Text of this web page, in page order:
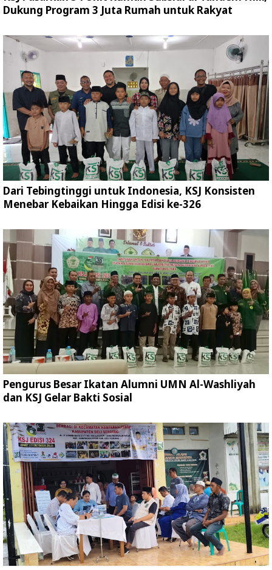
Dukung Program 3 Juta Rumah untuk Rakyat
Dari Tebingtinggi untuk Indonesia, KSJ Konsisten
Menebar Kebaikan Hingga Edisi ke-326
Pengurus Besar Ikatan Alumni UMN Al-Washliyah
dan KSJ Gelar Bakti Sosial